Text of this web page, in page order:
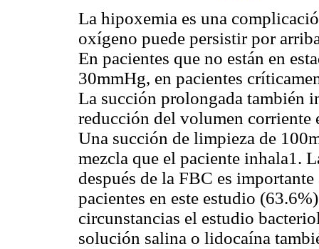
La hipoxemia es una
oxígeno puede persistir por
En pacientes que no están en
30mmHg, en pacientes
La succión prolongada también
reducción del volumen
Una succión de limpieza de
mezcla que el paciente inhala1.
después de la FBC es
pacientes en este estudio
circunstancias el estudio
solución salina o lidocaína